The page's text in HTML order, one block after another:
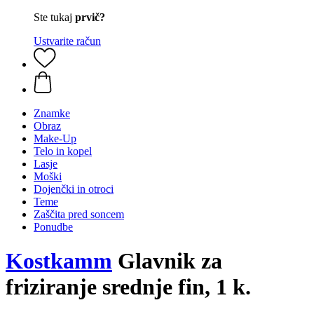
Ste tukaj prvič?
Ustvarite račun
Znamke
Obraz
Make-Up
Telo in kopel
Lasje
Moški
Dojenčki in otroci
Teme
Zaščita pred soncem
Ponudbe
Kostkamm Glavnik za
friziranje srednje fin, 1 k.